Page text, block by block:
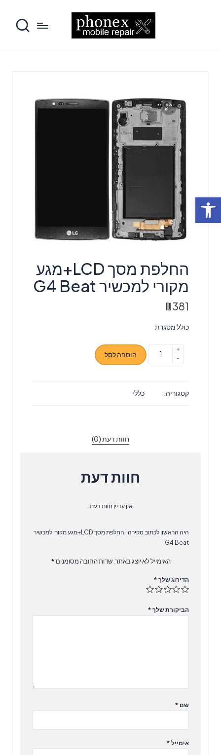
פתח סרגל נגישות
החלפת מסך LCD+מגע
מקורי למכשיר G4 Beat
₪381
כולל מסגרת
כמות
LCD+מגע
-
+
הוספה לסל
קטגוריה: כללי
חוות דעת (0)
חוות דעת
אין עדיין חוות דעת.
היה הראשון לכתוב סקירה “החלפת מסך LCD+מגע מקורי למכשיר
G4 Beat”
האימייל לא יוצג באתר. שדות החובה מסומנים *
הדירוג שלך *
הביקורת שלך *
שם *
אימייל *